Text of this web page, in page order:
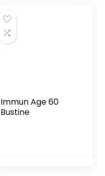
Immun Age 60
Bustine